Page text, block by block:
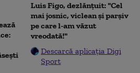
Luis Figo, dezlănțuit: "Cel
mai josnic, viclean și parșiv
pe care l-am văzut
vreodată!"
Descarcă aplicația Digi
Sport